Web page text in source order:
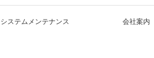
システムメンテナンス 会社案内